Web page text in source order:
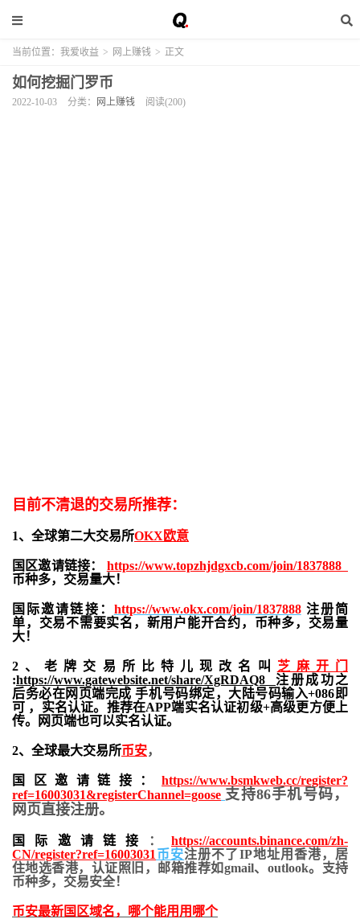
当前位置： 我爱收益 > 网上赚钱 > 正文
如何挖掘门罗币
2022-10-03 分类： 网上赚钱 阅读(200)
目前不清退的交易所推荐：
1、全球第二大交易所OKX欧意
国区邀请链接： https://www.topzhjdgxcb.com/join/1837888
币种多，交易量大！
国际邀请链接： https://www.okx.com/join/1837888注册简
单，交易不需要实名，新用户能开合约， 币种多，交易量
大！
2、老牌交易所比特儿现改名叫 芝麻开门
:https://www.gatewebsite.net/share/XgRDAQ8 注册成功之
后务必在网页端完成 手机号码绑定，大陆号码输入+086即
可 ，实名认证。推荐在APP端实名认证初级+高级更方便上
传。网页端也可以实名认证。
2、全球最大交易所币安，
国区邀请链接： https://www.bsmkweb.cc/register?
ref=16003031&registerChannel=goose 支持86手机号码，
网页直接注册。
国际邀请链接 ：https://accounts.binance.com/zh-
CN/register?ref=16003031 币安注册不了IP地址用香港，居
住地选香港，认证照旧， 邮箱推荐如gmail、outlook。支持
币种多，交易安全！
币安最新国区域名，哪个能用用哪个